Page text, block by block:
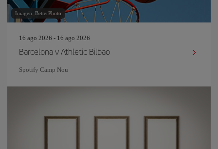
Imagen: BetterPhoto
16 ago 2026 - 16 ago 2026
Barcelona v Athletic Bilbao
Spotify Camp Nou